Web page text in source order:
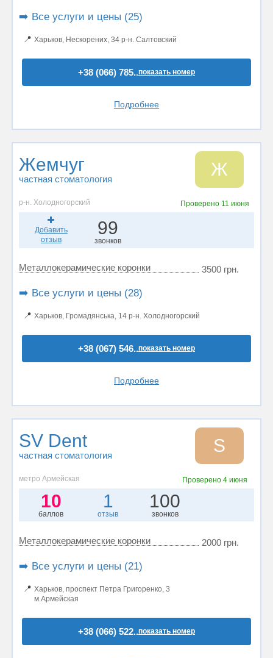
➡️ Все услуги и цены (25)
📍 Харьков, Нескорених, 34 р-н. Салтовский
+38 (066) 785..показать номер
Подробнее
Жемчуг
частная стоматология Ж
р-н. Холодногорский Проверено 11 июня
Добавить
отзыв
99
звонков
Металлокерамические коронки 3500 грн.
➡️ Все услуги и цены (28)
📍 Харьков, Громадянська, 14 р-н. Холодногорский
+38 (067) 546..показать номер
Подробнее
SV Dent
частная стоматология S
метро Армейская Проверено4 июня
10
баллов
1
отзыв
100
звонков
Металлокерамические коронки 2000 грн.
➡️ Все услуги и цены (21)
📍 Харьков, проспект Петра Григоренко, 3
м.Армейская
+38 (066) 522..показать номер